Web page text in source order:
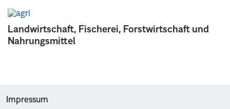
Landwirtschaft, Fischerei, Forstwirtschaft und
Nahrungsmittel
Impressum